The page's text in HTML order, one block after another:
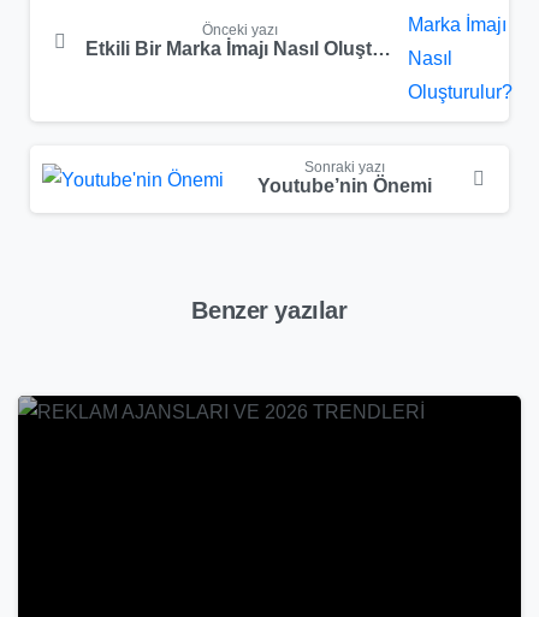
Önceki yazı
Etkili Bir Marka İmajı Nasıl Oluşturulur?
Sonraki yazı
Youtube’nin Önemi
Benzer yazılar